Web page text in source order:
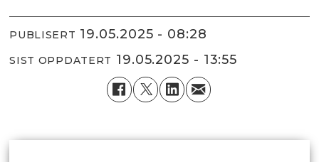
PUBLISERT 19.05.2025 - 08:28
SIST OPPDATERT 19.05.2025 - 13:55